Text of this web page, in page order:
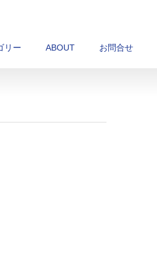
リー ABOUT お問合せ